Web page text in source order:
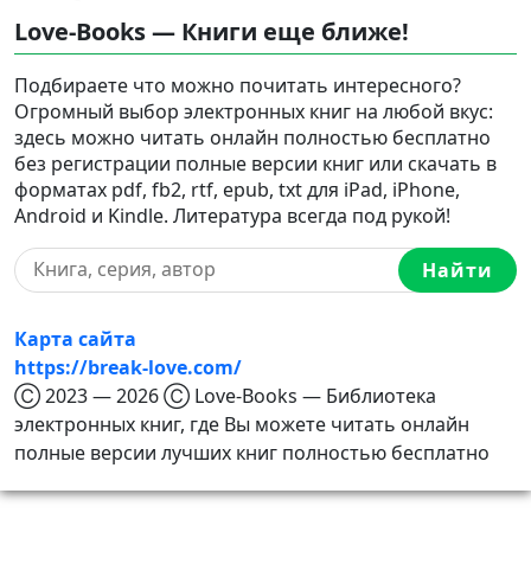
Love-Books — Книги еще ближе!
Подбираете что можно почитать интересного?
Огромный выбор электронных книг на любой вкус:
здесь можно читать онлайн полностью бесплатно
без регистрации полные версии книг или скачать в
форматах pdf, fb2, rtf, epub, txt для iPad, iPhone,
Android и Kindle. Литература всегда под рукой!
Найти
Карта сайта
https://break-love.com/
Ⓒ 2023 — 2026 Ⓒ Love-Books — Библиотека
электронных книг, где Вы можете читать онлайн
полные версии лучших книг полностью бесплатно